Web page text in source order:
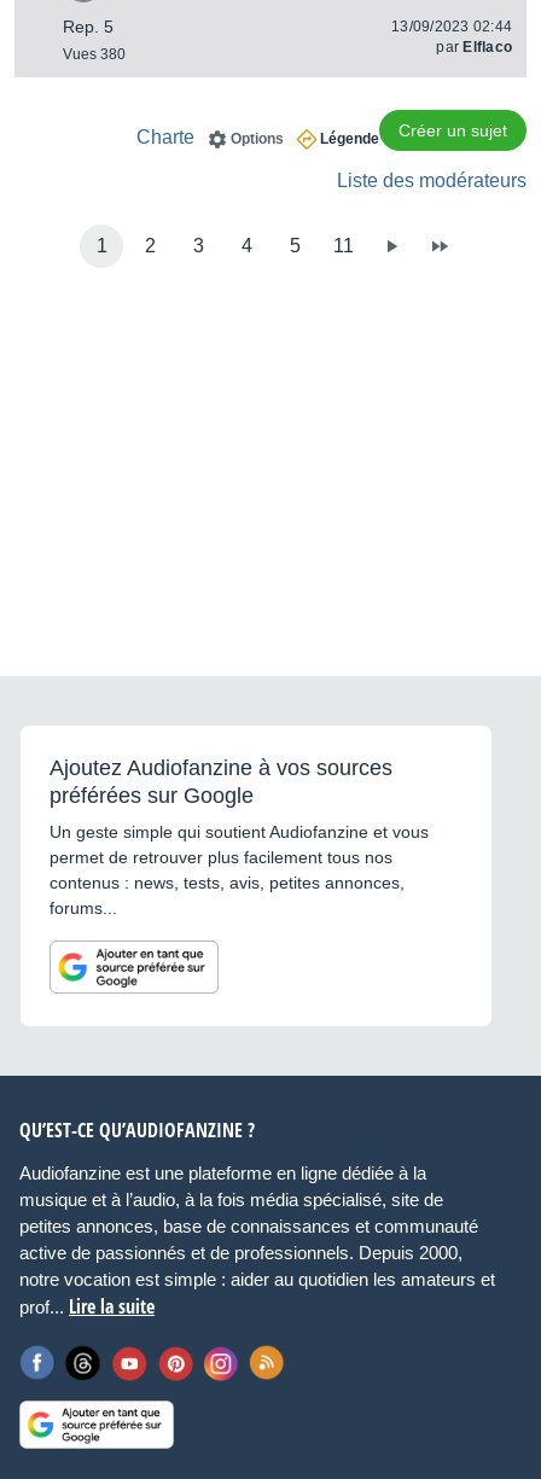
Rep. 5
Vues 380
13/09/2023 02:44
par Elflaco
Créer un sujet
Légende
Options
Charte
Liste des modérateurs
1 2 3 4 5 11
Ajoutez Audiofanzine à vos sources
préférées sur Google
Un geste simple qui soutient Audiofanzine et vous
permet de retrouver plus facilement tous nos
contenus : news, tests, avis, petites annonces,
forums...
QU’EST-CE QU’AUDIOFANZINE ?
Audiofanzine est une plateforme en ligne dédiée à la
musique et à l’audio, à la fois média spécialisé, site de
petites annonces, base de connaissances et communauté
active de passionnés et de professionnels. Depuis 2000,
notre vocation est simple : aider au quotidien les amateurs et
prof... Lire la suite